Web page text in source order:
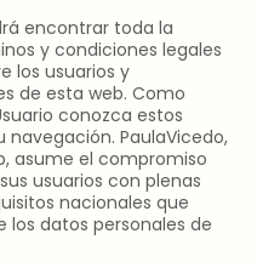
encontrar toda la
y condiciones legales
los usuarios y
de esta web. Como
conozca estos
PaulaVicedo,
asume el compromiso
usuarios con plenas
nacionales que
los datos personales de